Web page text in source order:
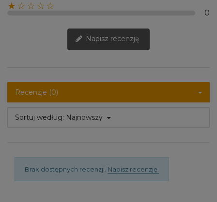
★☆☆☆☆
0
Napisz recenzję
Recenzje (0)
Sortuj według: Najnowszy
Brak dostępnych recenzji. Napisz recenzję.